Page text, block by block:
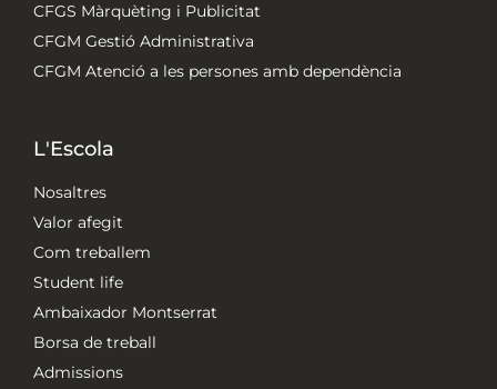
CFGS Màrquèting i Publicitat
CFGM Gestió Administrativa
CFGM Atenció a les persones amb dependència
L'Escola
Nosaltres
Valor afegit
Com treballem
Student life
Ambaixador Montserrat
Borsa de treball
Admissions